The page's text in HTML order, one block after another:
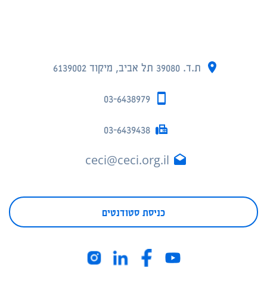
ת.ד. 39080 תל אביב, מיקוד 6139002
03-6438979
03-6439438
ceci@ceci.org.il
כניסת סטודנטים